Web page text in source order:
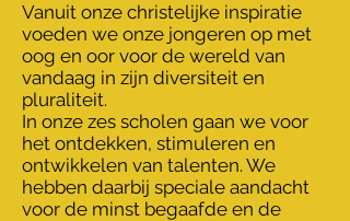
Vanuit onze christelijke inspiratie
voeden we onze jongeren op met
oog en oor voor de wereld van
vandaag in zijn diversiteit en
pluraliteit.
In onze zes scholen gaan we voor
het ontdekken, stimuleren en
ontwikkelen van talenten. We
hebben daarbij speciale aandacht
voor de minst begaafde en de